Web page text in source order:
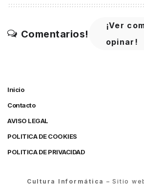
Comentarios!
¡Ver
opinar!
Inicio
Contacto
AVISO LEGAL
POLITICA DE COOKIES
POLITICA DE PRIVACIDAD
Cultura Informática – Sitio